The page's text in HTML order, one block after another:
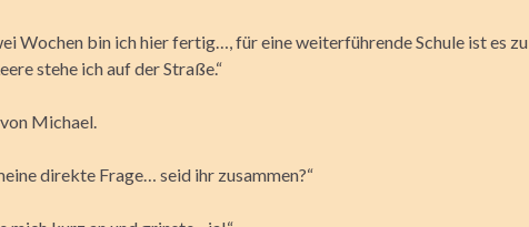
Wochen bin ich hier fertig…, für eine weiterführende Schule ist es zu
stehe ich auf der Straße.“
Michael.
direkte Frage… seid ihr zusammen?“